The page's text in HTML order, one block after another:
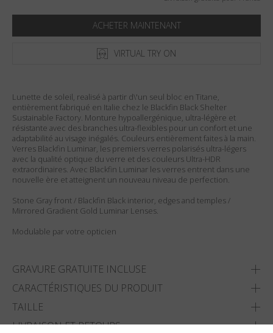
ACHETER MAINTENANT
VIRTUAL TRY ON
Lunette de soleil, realisé à partir d\'un seul bloc en Titane,
entièrement fabriqué en Italie chez le Blackfin Black Shelter
Sustainable Factory. Monture hypoallergénique, ultra-légère et
résistante avec des branches ultra-flexibles pour un confort et une
adaptabilité au visage inégalés. Couleurs entièrement faites à la main.
Verres Blackfin Luminar, les premiers verres polarisés ultra-légers
avec la qualité optique du verre et des couleurs Ultra-HDR
extraordinaires. Avec Blackfin Luminar les verres entrent dans une
nouvelle ère et atteignent un nouveau niveau de perfection.
Stone Gray front / Blackfin Black interior, edges and temples /
Mirrored Gradient Gold Luminar Lenses.
Modulable par votre opticien
GRAVURE GRATUITE INCLUSE
CARACTÉRISTIQUES DU PRODUIT
TAILLE
LIVRAISON ET RETOURS